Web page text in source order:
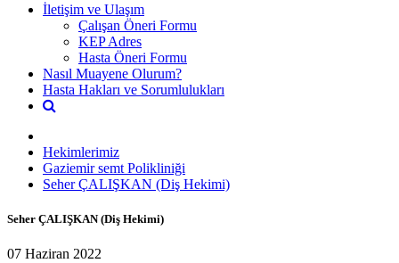
İletişim ve Ulaşım
Çalışan Öneri Formu
KEP Adres
Hasta Öneri Formu
Nasıl Muayene Olurum?
Hasta Hakları ve Sorumlulukları
Hekimlerimiz
Gaziemir semt Polikliniği
Seher ÇALIŞKAN (Diş Hekimi)
Seher ÇALIŞKAN (Diş Hekimi)
07 Haziran 2022